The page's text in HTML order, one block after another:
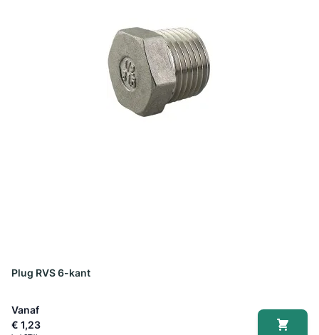
Plug RVS 6-kant
Vanaf
€ 1,23